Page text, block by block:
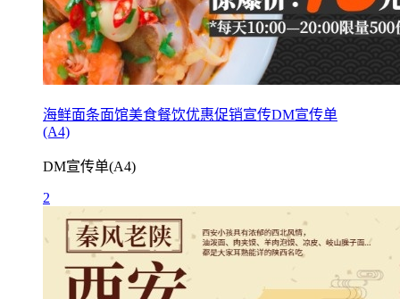
海鲜面条面馆美食餐饮优惠促销宣传DM宣传单
(A4)
DM宣传单(A4)
2